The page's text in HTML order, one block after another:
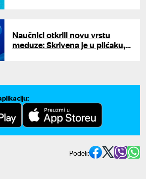
Naučnici otkrili novu vrstu
meduze: Skrivena je u plićaku, a
Podeli: